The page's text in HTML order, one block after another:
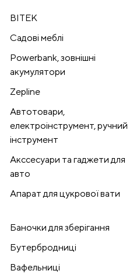
BITEK
Cадові меблі
Powerbank, зовнішні
акумулятори
Zepline
Автотовари,
електроінструмент, ручний
інструмент
Акссесуари та гаджети для
авто
Апарат для цукрової вати
Баночки для зберігання
Бутербродниці
Вафельниці